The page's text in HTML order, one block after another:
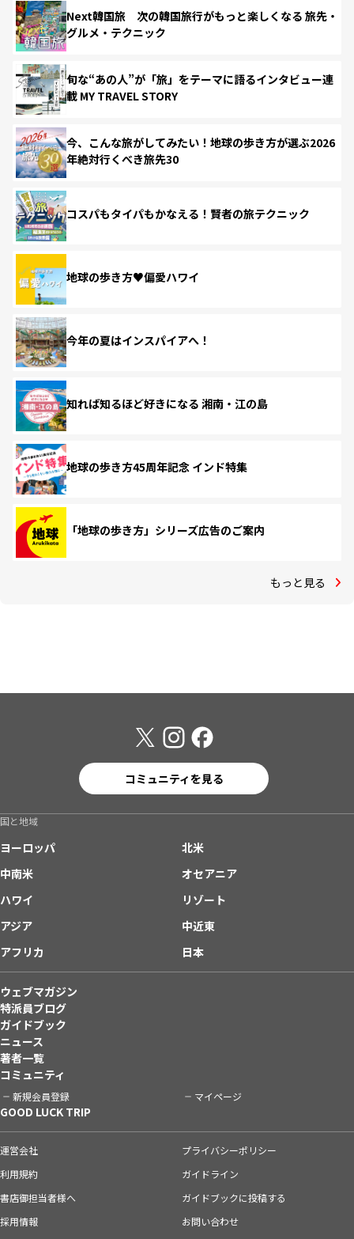
Next韓国旅 次の韓国旅行がもっと楽しくなる 旅先・
グルメ・テクニック
旬な“あの人”が「旅」をテーマに語るインタビュー連
載 MY TRAVEL STORY
今、こんな旅がしてみたい！地球の歩き方が選ぶ2026
年絶対行くべき旅先30
コスパもタイパもかなえる！賢者の旅テクニック
地球の歩き方♥偏愛ハワイ
今年の夏はインスパイアへ！
知れば知るほど好きになる 湘南・江の島
地球の歩き方45周年記念 インド特集
「地球の歩き方」シリーズ広告のご案内
もっと見る
コミュニティを見る
国と地域
ヨーロッパ
北米
中南米
オセアニア
ハワイ
リゾート
アジア
中近東
アフリカ
日本
ウェブマガジン
特派員ブログ
ガイドブック
ニュース
著者一覧
コミュニティ
新規会員登録 マイページ
GOOD LUCK TRIP
運営会社
プライバシーポリシー
利用規約
ガイドライン
書店御担当者様へ
ガイドブックに投稿する
採用情報
お問い合わせ